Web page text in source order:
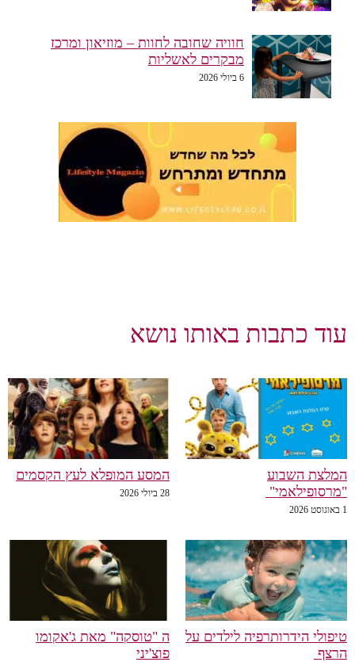
חוויה שחובה לחוות – מוזיאון ומרכז
מבקרים לאשליות
6 ביולי 2026
עוד כתבות באותו נושא
המלצת השבוע
"מרסופילאמי"
1 באוגוסט 2026
המסע המופלא לעץ הקסמים
28 ביולי 2026
טיפולי הידרותרפיה לילדים על
הרצף
ה "טוסקה" מאת ג'אקומו
פוצ'יני